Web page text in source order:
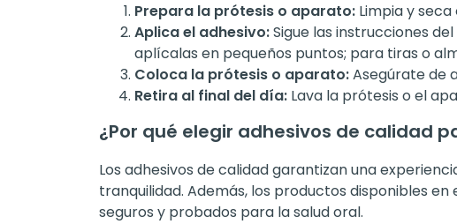
Prepara la prótesis o aparato: Limpia y
Aplica el adhesivo:Sigue las instrucciones
aplícalas en pequeños puntos; para tiras o
Coloca la prótesis o aparato:Asegúrate de
Retira al final del día: Lava la prótesis o el
¿Por qué elegir adhesivos de calidad
Los adhesivos de calidad garantizan una
tranquilidad. Además, los productos disponibles
seguros y probados para la salud oral.